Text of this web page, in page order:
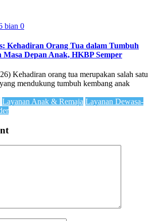
bian 0
Kehadiran Orang Tua dalam Tumbuh
Masa Depan Anak, HKBP Semper
Kehadiran orang tua merupakan salah satu
mendukung tumbuh kembang anak
Layanan Anak & Remaja Layanan Dewasa-